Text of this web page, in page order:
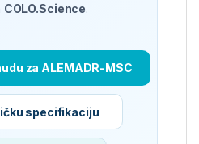
COLO.Science.
za ALEMADR-MSC
specifikaciju